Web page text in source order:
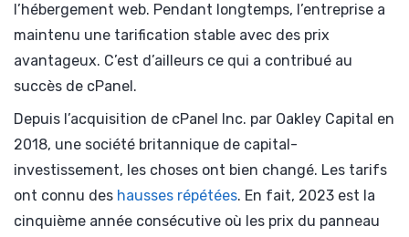
l’hébergement web. Pendant longtemps, l’entreprise a
maintenu une tarification stable avec des prix
avantageux. C’est d’ailleurs ce qui a contribué au
succès de cPanel.
Depuis l’acquisition de cPanel Inc. par Oakley Capital en
2018, une société britannique de capital-
investissement, les choses ont bien changé. Les tarifs
ont connu des hausses répétées. En fait, 2023 est la
cinquième année consécutive où les prix du panneau